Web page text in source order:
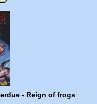
- Reign of frogs